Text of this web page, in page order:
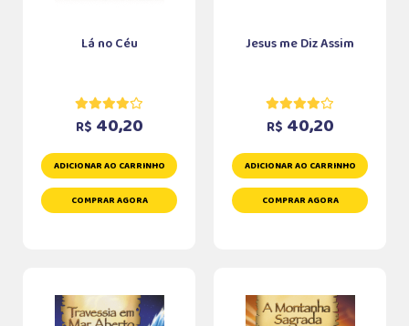
Lá no Céu
R$ 40,20
ADICIONAR AO CARRINHO
COMPRAR AGORA
Jesus me Diz Assim
R$ 40,20
ADICIONAR AO CARRINHO
COMPRAR AGORA